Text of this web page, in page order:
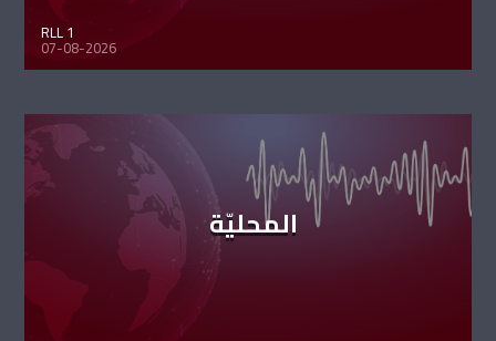
RLL 1
07-08-2026
المحليّة